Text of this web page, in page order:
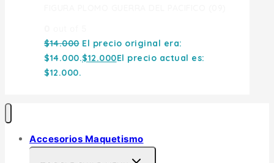
$14.000 El precio original era:
$14.000.$12.000El precio actual es:
$12.000.
Accesorios Maquetismo